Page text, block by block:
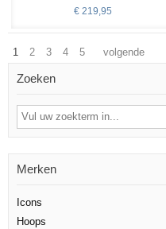
€ 219,95
1 2 3 4 5 volgende
Zoeken
Merken
Icons
Hoops